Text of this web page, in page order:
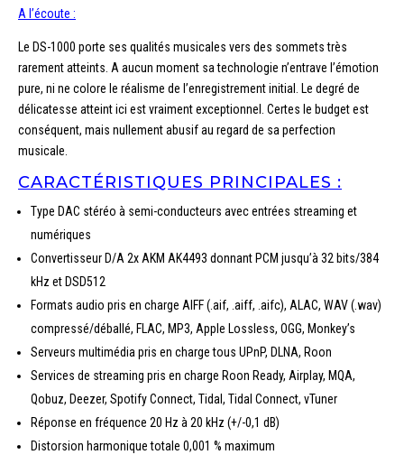
A l’écoute :
Le DS-1000 porte ses qualités musicales vers des sommets très
rarement atteints. A aucun moment sa technologie n’entrave l’émotion
pure, ni ne colore le réalisme de l’enregistrement initial. Le degré de
délicatesse atteint ici est vraiment exceptionnel. Certes le budget est
conséquent, mais nullement abusif au regard de sa perfection
musicale.
CARACTÉRISTIQUES PRINCIPALES :
Type DAC stéréo à semi-conducteurs avec entrées streaming et
numériques
Convertisseur D/A 2x AKM AK4493 donnant PCM jusqu’à 32 bits/384
kHz et DSD512
Formats audio pris en charge AIFF (.aif, .aiff, .aifc), ALAC, WAV (.wav)
compressé/déballé, FLAC, MP3, Apple Lossless, OGG, Monkey’s
Serveurs multimédia pris en charge tous UPnP, DLNA, Roon
Services de streaming pris en charge Roon Ready, Airplay, MQA,
Qobuz, Deezer, Spotify Connect, Tidal, Tidal Connect, vTuner
Réponse en fréquence 20 Hz à 20 kHz (+/-0,1 dB)
Distorsion harmonique totale 0,001 % maximum